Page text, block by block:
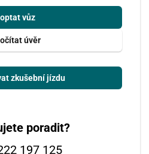
vůz
úvěr
zkušební jízdu
poradit?
197 125